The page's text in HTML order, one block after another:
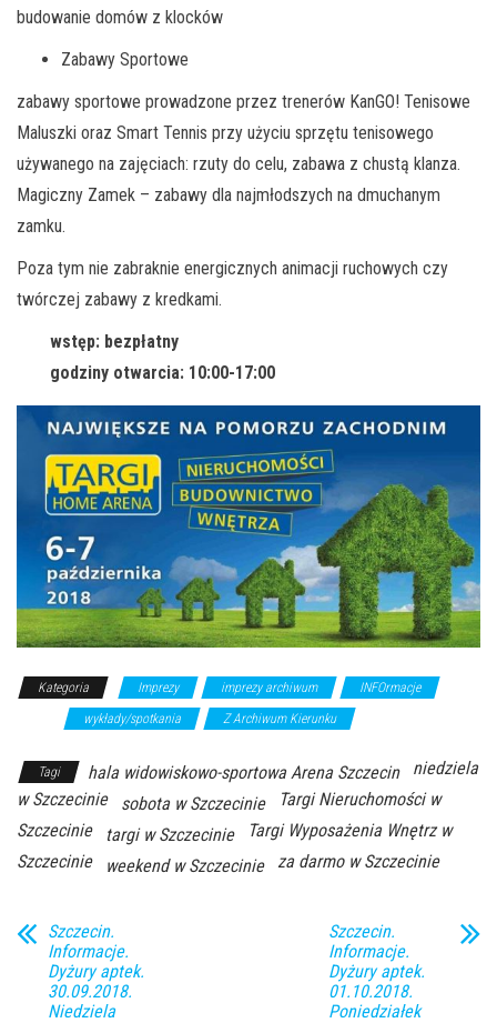
budowanie domów z klocków
Zabawy Sportowe
zabawy sportowe prowadzone przez trenerów KanGO! Tenisowe
Maluszki oraz Smart Tennis przy użyciu sprzętu tenisowego
używanego na zajęciach: rzuty do celu, zabawa z chustą klanza.
Magiczny Zamek – zabawy dla najmłodszych na dmuchanym
zamku.
Poza tym nie zabraknie energicznych animacji ruchowych czy
twórczej zabawy z kredkami.
wstęp: bezpłatny
godziny otwarcia: 10:00-17:00
Kategoria Imprezy imprezy archiwum
INFOrmacje
wykłady/spotkania Z Archiwum Kierunku
Tagi hala widowiskowo-sportowa Arena Szczecin
niedziela
w Szczecinie
sobota w Szczecinie
Targi Nieruchomości w
Szczecinie
targi w Szczecinie
Targi Wyposażenia Wnętrz w
Szczecinie
weekend w Szczecinie za darmo w Szczecinie
Szczecin.
Informacje.
Dyżury aptek.
30.09.2018.
Niedziela
Szczecin.
Informacje.
Dyżury aptek.
01.10.2018.
Poniedziałek